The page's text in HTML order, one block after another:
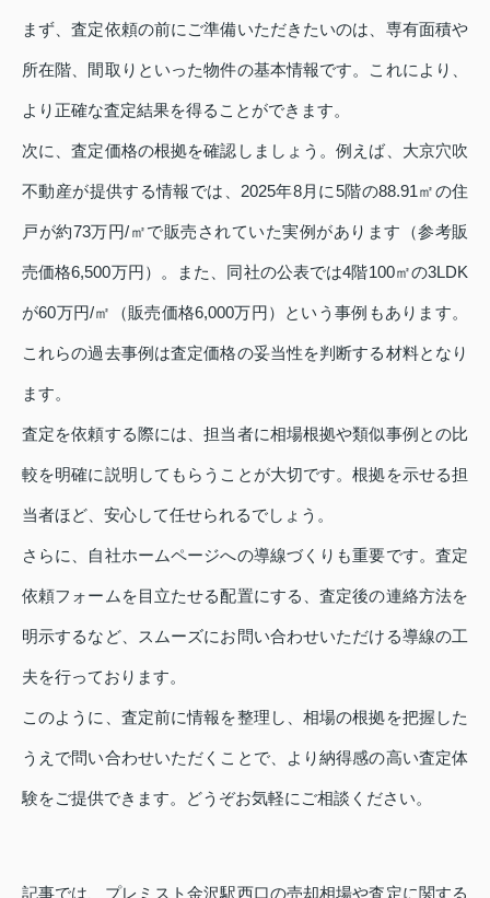
まず、査定依頼の前にご準備いただきたいのは、専有面積や
所在階、間取りといった物件の基本情報です。これにより、
より正確な査定結果を得ることができます。
次に、査定価格の根拠を確認しましょう。例えば、大京穴吹
不動産が提供する情報では、2025年8月に5階の88.91㎡の住
戸が約73万円/㎡で販売されていた実例があります（参考販
売価格6,500万円）。また、同社の公表では4階100㎡の3LDK
が60万円/㎡（販売価格6,000万円）という事例もあります。
これらの過去事例は査定価格の妥当性を判断する材料となり
ます。
査定を依頼する際には、担当者に相場根拠や類似事例との比
較を明確に説明してもらうことが大切です。根拠を示せる担
当者ほど、安心して任せられるでしょう。
さらに、自社ホームページへの導線づくりも重要です。査定
依頼フォームを目立たせる配置にする、査定後の連絡方法を
明示するなど、スムーズにお問い合わせいただける導線の工
夫を行っております。
このように、査定前に情報を整理し、相場の根拠を把握した
うえで問い合わせいただくことで、より納得感の高い査定体
験をご提供できます。どうぞお気軽にご相談ください。
記事では、プレミスト金沢駅西口の売却相場や査定に関する